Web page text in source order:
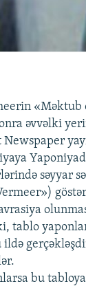
əvvəlki
səyyar
tablo
ildə
bu